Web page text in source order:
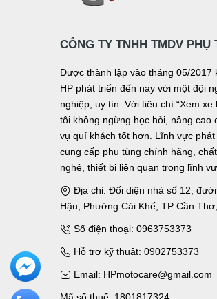
CÔNG TY TNHH TMDV PHỤ
Được thành lập vào tháng 05/2017
HP phát triển đến nay với một đội
nghiệp, uy tín. Với tiêu chí “Xem
tôi không ngừng học hỏi, nâng cao
vụ quí khách tốt hơn. Lĩnh vực
cung cấp phụ tùng chính hãng,
nghệ, thiết bị liên quan trong lĩnh
Địa chỉ: Đối diện nhà số 12,
Hậu, Phường Cái Khế, TP Cần
Số điện thoại: 0963753373
Hỗ trợ kỹ thuật: 0902753373
Email: HPmotocare@gmail.com
Mã số thuế: 1801817324